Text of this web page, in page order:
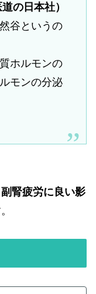
の日本社）
谷というの
ホルモンの
モンの分泌
腎疲労に良い影